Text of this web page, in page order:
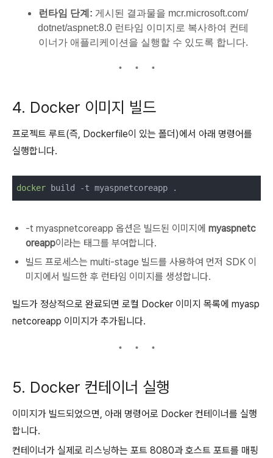
런타임 단계: 게시된 결과물을 mcr.microsoft.com/
dotnet/aspnet:8.0 런타임 이미지로 복사하여 컨테
이너가 애플리케이션을 실행할 수 있도록 합니다.
4. Docker 이미지 빌드
프로젝트 루트(즉, Dockerfile이 있는 폴더)에서 아래 명령어를
실행합니다.
docker
-t myaspnetcoreapp 옵션은 빌드된 이미지에 myaspnetc
oreapp이라는 태그를 부여합니다.
빌드 프로세스는 multi-stage 빌드를 사용하여 먼저 SDK 이
미지에서 빌드한 후 런타임 이미지를 생성합니다.
빌드가 정상적으로 완료되면 로컬 Docker 이미지 목록에 myasp
netcoreapp 이미지가 추가됩니다.
5. Docker 컨테이너 실행
이미지가 빌드되었으면, 아래 명령어로 Docker 컨테이너를 실행
합니다.
컨테이너가 실제로 리스닝하는 포트 8080과 호스트 포트를 매핑